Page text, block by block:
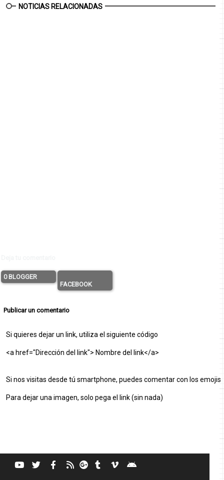
NOTICIAS RELACIONADAS
0 BLOGGER
FACEBOOK
Publicar un comentario
Si quieres dejar un link, utiliza el siguiente código
<a href="Dirección del link"> Nombre del link</a>
Si nos visitas desde tú smartphone, puedes comentar con los emojis
Para dejar una imagen, solo pega el link (sin nada)